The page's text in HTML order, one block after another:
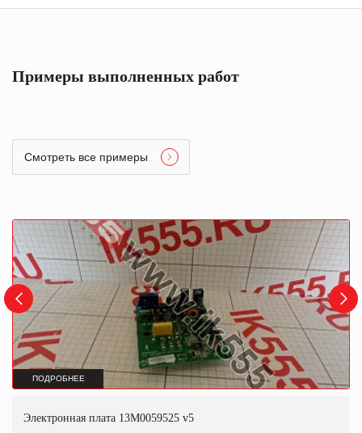
Примеры выполненных работ
Смотреть все примеры
ПОДРОБНЕЕ
Электронная плата 13M0059525 v5